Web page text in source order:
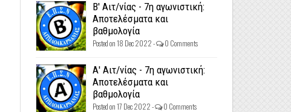
Β' Αιτ/νίας - 7η αγωνιστική:
Αποτελέσματα και
βαθμολογία
Posted on 18 Dec 2022 - 0 Comments
Α' Αιτ/νίας - 7η αγωνιστική:
Αποτελέσματα και
βαθμολογία
Posted on 17 Dec 2022 - 0 Comments